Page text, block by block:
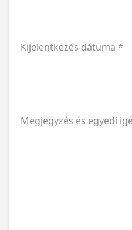
Kijelentkezés dátuma *
Megjegyzés és egyedi